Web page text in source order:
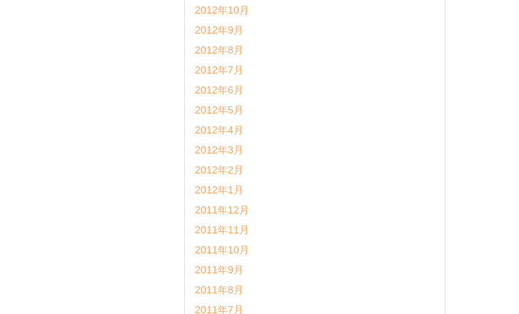
2012年10月
2012年9月
2012年8月
2012年7月
2012年6月
2012年5月
2012年4月
2012年3月
2012年2月
2012年1月
2011年12月
2011年11月
2011年10月
2011年9月
2011年8月
2011年7月